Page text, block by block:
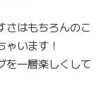
さはもちろんのこ
います！
一層楽しくして